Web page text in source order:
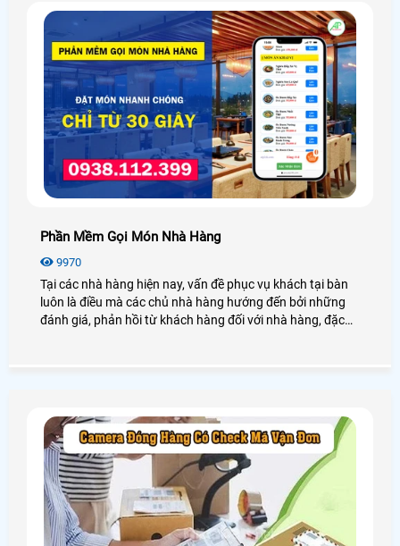
Phần Mềm Gọi Món Nhà Hàng
9970
Tại các nhà hàng hiện nay, vấn đề phục vụ khách tại bàn
luôn là điều mà các chủ nhà hàng hướng đến bởi những
đánh giá, phản hồi từ khách hàng đối với nhà hàng, đặc